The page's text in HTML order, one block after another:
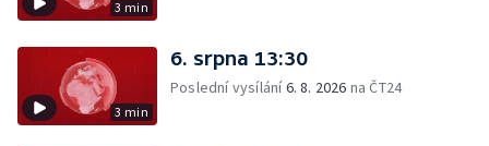
3 min
3 min
6. srpna 13:30
Poslední vysílání6. 8. 2026 na ČT24